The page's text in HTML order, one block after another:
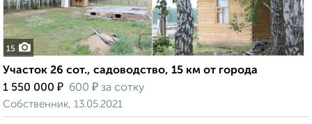
15
Участок 26 сот., садоводство, 15 км от города
1 550 000 ₽ 600 ₽ за сотку
Собственник, 13.05.2021